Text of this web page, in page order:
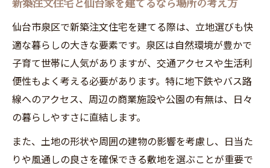
仙台 注文住宅 おしゃれで機能的な家の条件
新築注文住宅と土地代 込み 相場の最適な考
え方
宮城 注文住宅 相場を意識した理想の家づく
り
長く住み続けたい新築住宅設計の要点
新築注文住宅で長寿命を実現する設計ポイ
ント
仙台 工務店ランキングも参考に耐久性を重
新築注文住宅と仙台家を建てるなら場所の考え方
仙台市泉区で新築注文住宅を建てる際は、立地選びも快
適な暮らしの大きな要素です。泉区は自然環境が豊かで
子育て世帯に人気がありますが、交通アクセスや生活利
便性もよく考える必要があります。特に地下鉄やバス路
線へのアクセス、周辺の商業施設や公園の有無は、日々
の暮らしやすさに直結します。
また、土地の形状や周囲の建物の影響を考慮し、日当た
りや風通しの良さを確保できる敷地を選ぶことが重要で